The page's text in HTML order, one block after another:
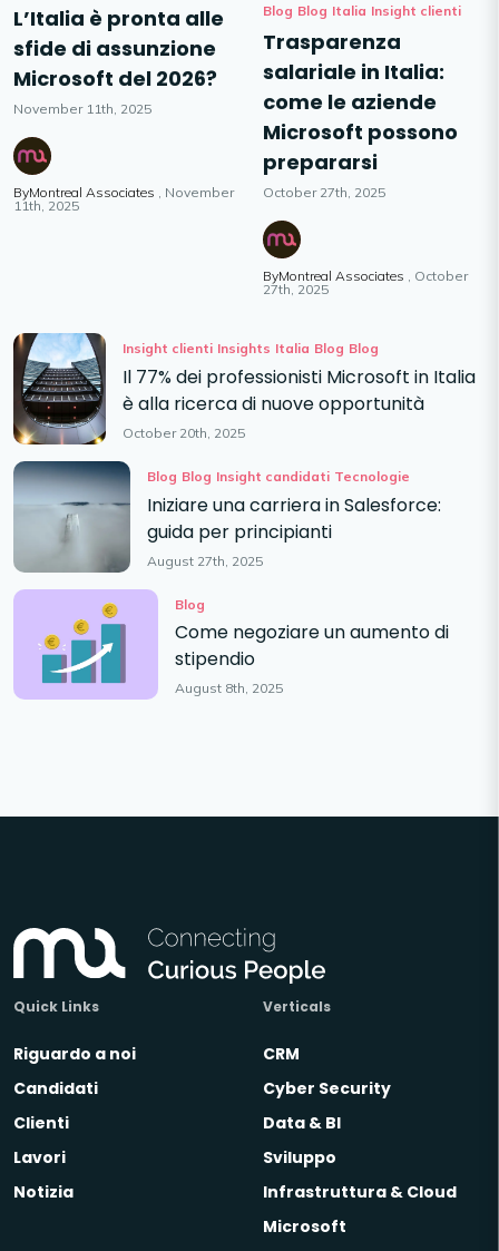
L’Italia è pronta alle
sfide di assunzione
Microsoft del 2026?
November 11th, 2025
ByMontreal Associates
November
11th, 2025
Blog Blog Italia Insight clienti
Trasparenza
salariale in Italia:
come le aziende
Microsoft possono
prepararsi
October 27th, 2025
ByMontreal Associates
October
27th, 2025
Insight clienti Insights Italia Blog Blog
Il 77% dei professionisti Microsoft in Italia
è alla ricerca di nuove opportunità
October 20th, 2025
Blog Blog Insight candidati Tecnologie
Iniziare una carriera in Salesforce:
guida per principianti
August 27th, 2025
Blog
Come negoziare un aumento di
stipendio
August 8th, 2025
Quick Links
Riguardo a noi
Candidati
Clienti
Lavori
Notizia
Verticals
CRM
Cyber Security
Data & BI
Sviluppo
Infrastruttura & Cloud
Microsoft